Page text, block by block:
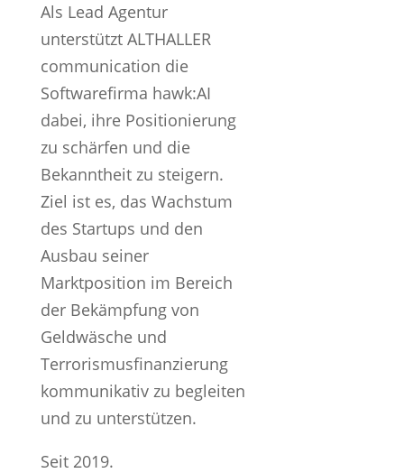
Als Lead Agentur
unterstützt ALTHALLER
communication die
Softwarefirma hawk:AI
dabei, ihre Positionierung
zu schärfen und die
Bekanntheit zu steigern.
Ziel ist es, das Wachstum
des Startups und den
Ausbau seiner
Marktposition im Bereich
der Bekämpfung von
Geldwäsche und
Terrorismusfinanzierung
kommunikativ zu begleiten
und zu unterstützen.
Seit 2019.